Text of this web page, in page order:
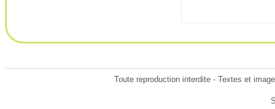
Toute reproduction interdite - Textes et